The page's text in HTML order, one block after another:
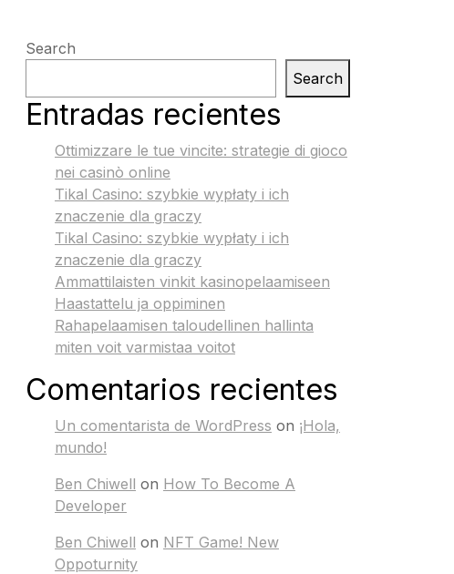
Search
Search
Entradas recientes
Ottimizzare le tue vincite: strategie di gioco
nei casinò online
Tikal Casino: szybkie wypłaty i ich
znaczenie dla graczy
Tikal Casino: szybkie wypłaty i ich
znaczenie dla graczy
Ammattilaisten vinkit kasinopelaamiseen
Haastattelu ja oppiminen
Rahapelaamisen taloudellinen hallinta
miten voit varmistaa voitot
Comentarios recientes
Un comentarista de WordPress on ¡Hola,
mundo!
Ben Chiwell on How To Become A
Developer
Ben Chiwell on NFT Game! New
Oppoturnity